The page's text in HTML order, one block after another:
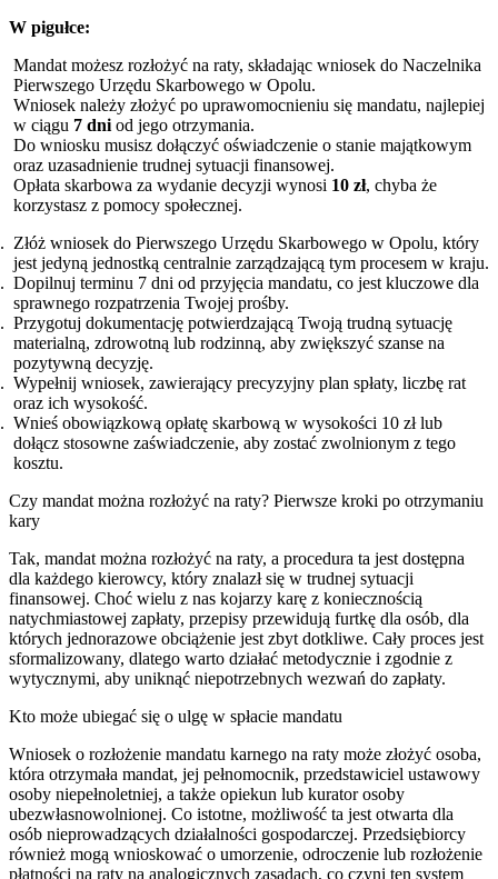
W pigułce:
Mandat możesz rozłożyć na raty, składając wniosek do Naczelnika
Pierwszego Urzędu Skarbowego w Opolu.
Wniosek należy złożyć po uprawomocnieniu się mandatu, najlepiej
w ciągu 7 dni od jego otrzymania.
Do wniosku musisz dołączyć oświadczenie o stanie majątkowym
oraz uzasadnienie trudnej sytuacji finansowej.
Opłata skarbowa za wydanie decyzji wynosi 10 zł, chyba że
korzystasz z pomocy społecznej.
Złóż wniosek do Pierwszego Urzędu Skarbowego w Opolu, który
jest jedyną jednostką centralnie zarządzającą tym procesem w kraju.
Dopilnuj terminu 7 dni od przyjęcia mandatu, co jest kluczowe dla
sprawnego rozpatrzenia Twojej prośby.
Przygotuj dokumentację potwierdzającą Twoją trudną sytuację
materialną, zdrowotną lub rodzinną, aby zwiększyć szanse na
pozytywną decyzję.
Wypełnij wniosek, zawierający precyzyjny plan spłaty, liczbę rat
oraz ich wysokość.
Wnieś obowiązkową opłatę skarbową w wysokości 10 zł lub
dołącz stosowne zaświadczenie, aby zostać zwolnionym z tego
kosztu.
Czy mandat można rozłożyć na raty? Pierwsze kroki po otrzymaniu
kary
Tak, mandat można rozłożyć na raty, a procedura ta jest dostępna
dla każdego kierowcy, który znalazł się w trudnej sytuacji
finansowej. Choć wielu z nas kojarzy karę z koniecznością
natychmiastowej zapłaty, przepisy przewidują furtkę dla osób, dla
których jednorazowe obciążenie jest zbyt dotkliwe. Cały proces jest
sformalizowany, dlatego warto działać metodycznie i zgodnie z
wytycznymi, aby uniknąć niepotrzebnych wezwań do zapłaty.
Kto może ubiegać się o ulgę w spłacie mandatu
Wniosek o rozłożenie mandatu karnego na raty może złożyć osoba,
która otrzymała mandat, jej pełnomocnik, przedstawiciel ustawowy
osoby niepełnoletniej, a także opiekun lub kurator osoby
ubezwłasnowolnionej. Co istotne, możliwość ta jest otwarta dla
osób nieprowadzących działalności gospodarczej. Przedsiębiorcy
również mogą wnioskować o umorzenie, odroczenie lub rozłożenie
płatności na raty na analogicznych zasadach, co czyni ten system